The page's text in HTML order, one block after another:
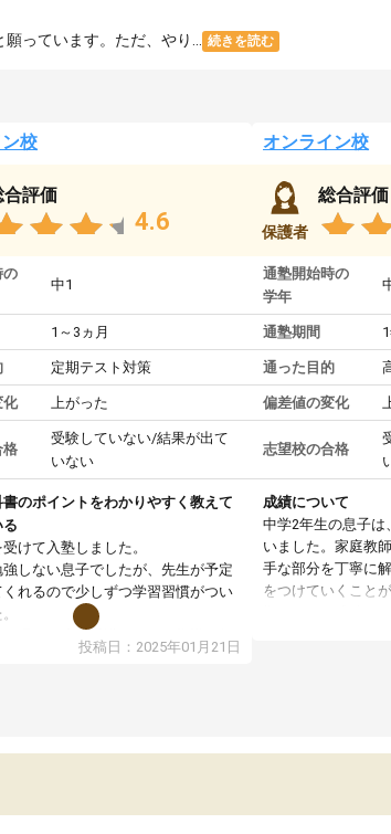
っています。ただ、やり... 続きを読む
校
合評価
4.6
の
中1
1～3ヵ月
定期テスト対策
化 上がった
格
受験していない/結果が出て
いない
のポイントをわかりやすく教えて
る
けて入塾しました。
しない息子でしたが、先生が予定
れるので少しずつ学習習慣がつい
で週に一度の受講ですが、指導が無
表に基づいて勉強したり、LINEでわ
投稿日：2025年01月21日
オンライン校
保護者
総合評価
通塾開始時の
学年
通塾期間
通った目的
偏差値の変化
志望校の合格
成績について
中学2年生の息子は
いました。家庭教
手な部分を丁寧に
をつけていくこと
期テストの成績が